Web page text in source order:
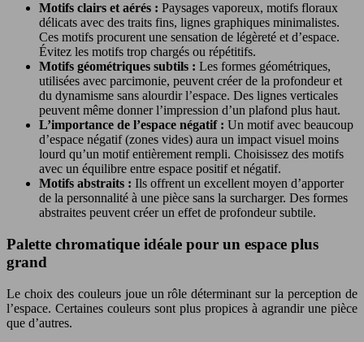
Motifs clairs et aérés : Paysages vaporeux, motifs floraux
délicats avec des traits fins, lignes graphiques minimalistes.
Ces motifs procurent une sensation de légèreté et d’espace.
Évitez les motifs trop chargés ou répétitifs.
Motifs géométriques subtils : Les formes géométriques,
utilisées avec parcimonie, peuvent créer de la profondeur et
du dynamisme sans alourdir l’espace. Des lignes verticales
peuvent même donner l’impression d’un plafond plus haut.
L’importance de l’espace négatif : Un motif avec beaucoup
d’espace négatif (zones vides) aura un impact visuel moins
lourd qu’un motif entièrement rempli. Choisissez des motifs
avec un équilibre entre espace positif et négatif.
Motifs abstraits : Ils offrent un excellent moyen d’apporter
de la personnalité à une pièce sans la surcharger. Des formes
abstraites peuvent créer un effet de profondeur subtile.
Palette chromatique idéale pour un espace plus
grand
Le choix des couleurs joue un rôle déterminant sur la perception de
l’espace. Certaines couleurs sont plus propices à agrandir une pièce
que d’autres.